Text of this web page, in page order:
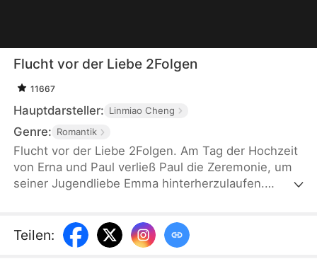
Flucht vor der Liebe 2Folgen
11667
Hauptdarsteller: Linmiao Cheng
Genre: Romantik
Flucht vor der Liebe 2Folgen. Am Tag der Hochzeit
von Erna und Paul verließ Paul die Zeremonie, um
seiner Jugendliebe Emma hinterherzulaufen.
endgültig zu beenden. Paul bereute sein Handeln
zwar später zutiefst, doch es war bereits zu spät,
Teilen: